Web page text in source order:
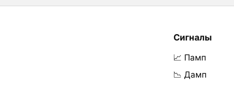
Сигналы
📈 Памп
📉 Дамп